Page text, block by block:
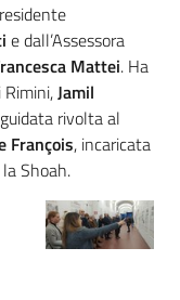
e dall’Assessora
Mattei. Ha
Jamil
rivolta al
François, incaricata
Shoah.